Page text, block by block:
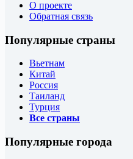
О проекте
Обратная связь
Популярные страны
Вьетнам
Китай
Россия
Таиланд
Турция
Все страны
Популярные города